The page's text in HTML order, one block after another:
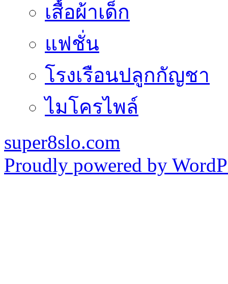
เสื้อผ้าเด็ก
แฟชั่น
โรงเรือนปลูกกัญชา
ไมโครไพล์
super8slo.com
Proudly powered by